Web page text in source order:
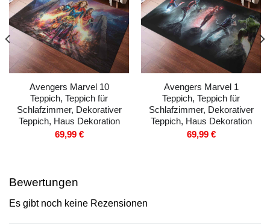
Avengers Marvel 10
Teppich, Teppich für
Schlafzimmer, Dekorativer
Teppich, Haus Dekoration
69,99 €
Avengers Marvel 1
Teppich, Teppich für
Schlafzimmer, Dekorativer
Teppich, Haus Dekoration
69,99 €
Bewertungen
Es gibt noch keine Rezensionen